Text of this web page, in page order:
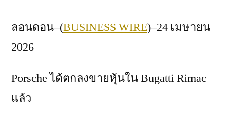
ลอนดอน–(BUSINESS WIRE)–24 เมษายน
2026
Porsche ได้ตกลงขายหุ้นใน Bugatti Rimac
แล้ว